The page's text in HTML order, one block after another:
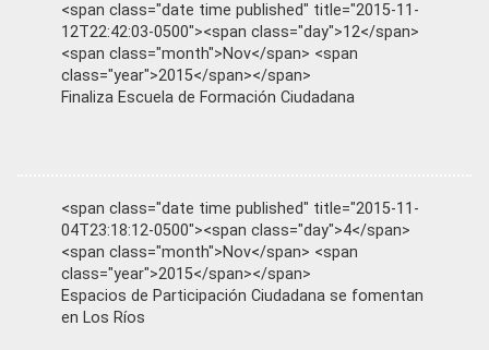
<span class="date time published" title="2015-11-
12T22:42:03-0500"><span class="day">12</span>
<span class="month">Nov</span> <span
class="year">2015</span></span>
Finaliza Escuela de Formación Ciudadana
<span class="date time published" title="2015-11-
04T23:18:12-0500"><span class="day">4</span>
<span class="month">Nov</span> <span
class="year">2015</span></span>
Espacios de Participación Ciudadana se fomentan
en Los Ríos